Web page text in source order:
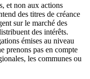
et non aux actions
des titres de créance
sur le marché des
des intérêts.
émises au niveau
prenons pas en compte
les communes ou